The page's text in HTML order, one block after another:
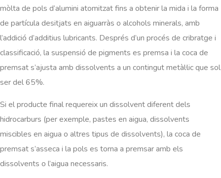
mòlta de pols d’alumini atomitzat fins a obtenir la mida i la forma
de partícula desitjats en aiguarràs o alcohols minerals, amb
l’addició d’additius lubricants. Després d’un procés de cribratge i
classificació, la suspensió de pigments es premsa i la coca de
premsat s’ajusta amb dissolvents a un contingut metàl·lic que sol
ser del 65%.
Si el producte final requereix un dissolvent diferent dels
hidrocarburs (per exemple, pastes en aigua, dissolvents
miscibles en aigua o altres tipus de dissolvents), la coca de
premsat s’asseca i la pols es torna a premsar amb els
dissolvents o l’aigua necessaris.